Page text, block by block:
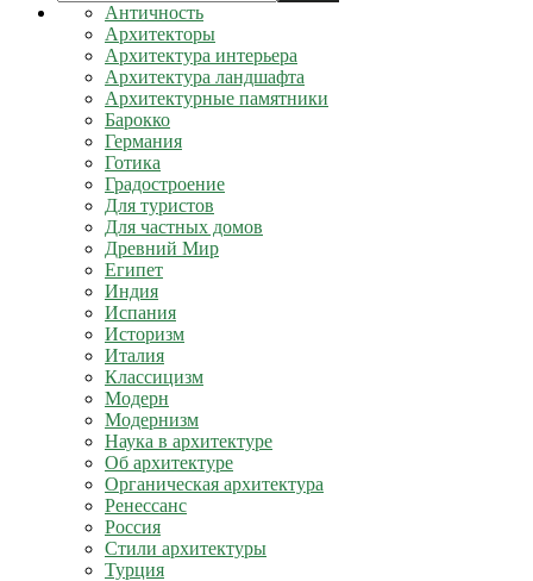
Античность
Архитекторы
Архитектура интерьера
Архитектура ландшафта
Архитектурные памятники
Барокко
Германия
Готика
Градостроение
Для туристов
Для частных домов
Древний Мир
Египет
Индия
Испания
Историзм
Италия
Классицизм
Модерн
Модернизм
Наука в архитектуре
Об архитектуре
Органическая архитектура
Ренессанс
Россия
Стили архитектуры
Турция